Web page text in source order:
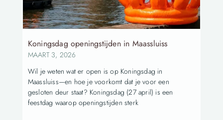
Koningsdag openingstijden in Maassluiss
MAART 3, 2026
Wil je weten wat er open is op Koningsdag in
Maassluiss—en hoe je voorkomt dat je voor een
gesloten deur staat? Koningsdag (27 april) is een
feestdag waarop openingstijden sterk